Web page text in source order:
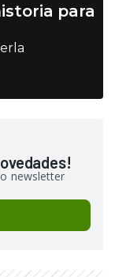
para
newsletter